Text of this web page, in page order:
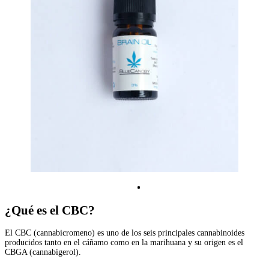
¿Qué es el CBC?
El CBC (cannabicromeno) es uno de los seis principales cannabinoides
producidos tanto en el cáñamo como en la marihuana y su origen es el
CBGA (cannabigerol).